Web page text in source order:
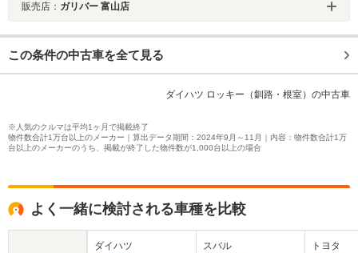
販売店： ガリバー 富山店
この条件の中古車を全て見る
ダイハツ ロッキー（釧路・根室）の中古車
※人気のクルマは平均1ヶ月で掲載終了
物件数合計1万台以上のメーカー｜算出データ期間：2024年9月～11月｜内容：物件数合計1万
台以上のメーカーのうち、掲載が終了した物件数が1,000台以上の場合
よく一緒に検討される車種を比較
ダイハツ スバル トヨタ